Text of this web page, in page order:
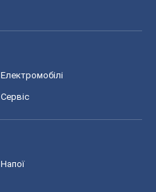
Електромобілі
Сервіс
Напої